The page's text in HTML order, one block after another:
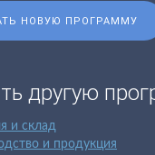
НОВУЮ ПРОГРАММУ
другую
и склад
и продукция